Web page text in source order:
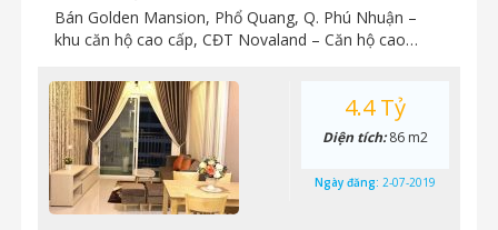
Bán Golden Mansion, Phổ Quang, Q. Phú Nhuận –
khu căn hộ cao cấp, CĐT Novaland – Căn hộ cao…
4.4 Tỷ
Diện tích:86 m2
Ngày đăng: 2-07-2019